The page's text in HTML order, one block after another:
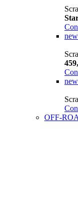
new
new
OFF-